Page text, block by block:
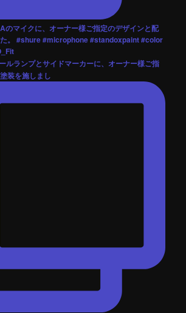
ルランプとサイドマーカーに、オーナー様ご指
装を施しまし